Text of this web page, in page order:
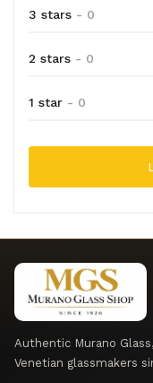
3 stars - 0
2 stars - 0
1 star - 0
Authentic Murano
Venetian glassmakers